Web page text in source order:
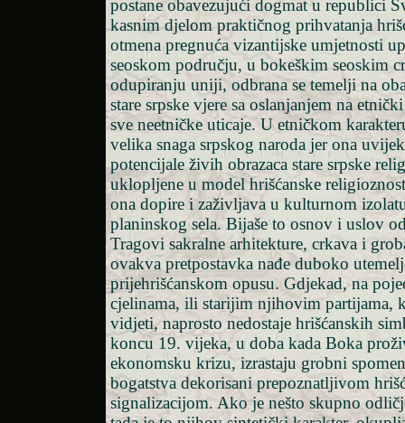
postane obavezujući dogmat u republici
kasnim djelom praktičnog prihvatanja
otmena pregnuća vizantijske umjetnosti
seoskom području, u bokeškim seoskim
odupiranju uniji, odbrana se temelji na
stare srpske vjere sa oslanjanjem na
sve neetničke uticaje. U etničkom
velika snaga srpskog naroda jer ona
potencijale živih obrazaca stare srpske
uklopljene u model hrišćanske
ona dopire i zaživljava u kulturnom
planinskog sela. Bijaše to osnov i uslov
Tragovi sakralne arhitekture, crkava i
ovakva pretpostavka nađe duboko
prijehrišćanskom opusu. Gdjekad, na
cjelinama, ili starijim njihovim partijama,
vidjeti, naprosto nedostaje hrišćanskih
koncu 19. vijeka, u doba kada Boka
ekonomsku krizu, izrastaju grobni
bogatstva dekorisani prepoznatljivom
signalizacijom. Ako je nešto skupno